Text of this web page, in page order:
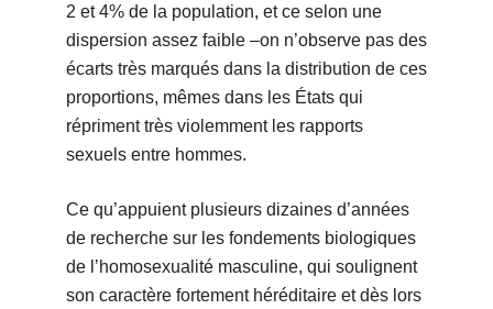
2 et 4% de la population, et ce selon une
dispersion assez faible –on n’observe pas des
écarts très marqués dans la distribution de ces
proportions, mêmes dans les États qui
répriment très violemment les rapports
sexuels entre hommes.
Ce qu’appuient plusieurs dizaines d’années
de recherche sur les fondements biologiques
de l’homosexualité masculine, qui soulignent
son caractère fortement héréditaire et dès lors